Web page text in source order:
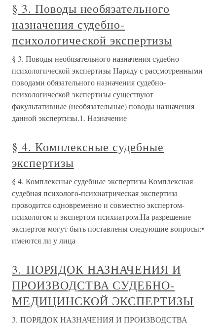
§ 3. Поводы необязательного
назначения судебно-
психологической экспертизы
§ 3. Поводы необязательного назначения судебно-
психологической экспертизы Наряду с рассмотренными
поводами обязательного назначения судебно-
психологической экспертизы существуют
факультативные (необязательные) поводы назначения
данной экспертизы.1. Назначение
§ 4. Комплексные судебные
экспертизы
§ 4. Комплексные судебные экспертизы Комплексная
судебная психолого-психиатрическая экспертиза
проводится одновременно и совместно экспертом-
психологом и экспертом-психиатром.На разрешение
экспертов могут быть поставлены следующие вопросы:•
имеются ли у лица
3. ПОРЯДОК НАЗНАЧЕНИЯ И
ПРОИЗВОДСТВА СУДЕБНО-
МЕДИЦИНСКОЙ ЭКСПЕРТИЗЫ
3. ПОРЯДОК НАЗНАЧЕНИЯ И ПРОИЗВОДСТВА